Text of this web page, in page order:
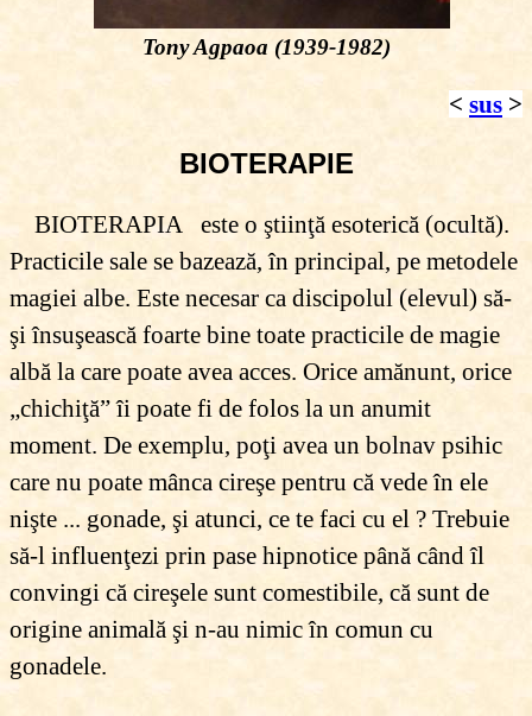
Tony Agpaoa (1939-1982)
< sus >
BIOTERAPIE
BIOTERAPIA este o ştiinţă esoterică (ocultă).
Practicile sale se bazează, în principal, pe metodele
magiei albe. Este necesar ca discipolul (elevul) să-
şi însuşească foarte bine toate practicile de magie
albă la care poate avea acces. Orice amănunt, orice
„chichiţă” îi poate fi de folos la un anumit
moment. De exemplu, poţi avea un bolnav psihic
care nu poate mânca cireşe pentru că vede în ele
nişte ... gonade, şi atunci, ce te faci cu el ? Trebuie
să-l influenţezi prin pase hipnotice până când îl
convingi că cireşele sunt comestibile, că sunt de
origine animală şi n-au nimic în comun cu
gonadele.